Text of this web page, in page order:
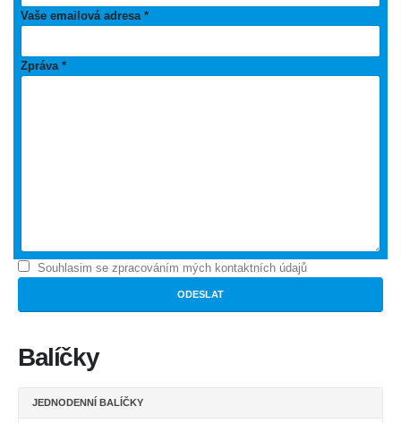
Vaše emailová adresa *
Zpráva *
Souhlasim se zpracováním mých kontaktních údajů
Balíčky
JEDNODENNÍ BALÍČKY